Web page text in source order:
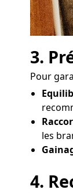
3.
Pour
les
4.